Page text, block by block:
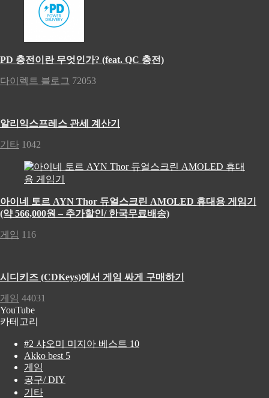
PD 충전이란 무엇인가? (feat. QC 충전)
다이렉트 블로그 72053
알리익스프레스 관세 계산기
기타 1042
아이네 토르 AYN Thor 듀얼스크린 AMOLED 휴대용 게임기
(약 566,000원 – 추가할인/ 한국무료배송)
게임 116
시디키즈 (CDKeys)에서 게임 싸게 구매하기
게임 44031
YouTube
카테고리
#2 샤오미 미지아 베스트 10
Akko best 5
게임
공구/ DIY
기타